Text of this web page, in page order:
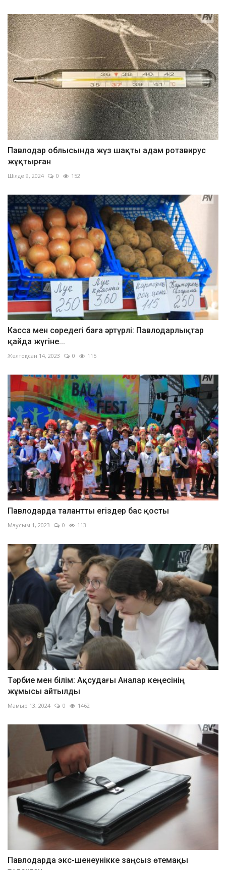
Павлодар облысында жүз шақты адам ротавирус
жұқтырған
Шілде 9, 2024 0 152
Касса мен сөредегі баға әртүрлі: Павлодарлықтар
қайда жүгіне...
Желтоқсан 14, 2023 0 115
Павлодарда талантты егіздер бас қосты
Маусым 1, 2023 0 113
Тәрбие мен білім: Ақсудағы Аналар кеңесінің
жұмысы айтылды
Мамыр 13, 2024 0 1462
Павлодарда экс-шенеунікке заңсыз өтемақы